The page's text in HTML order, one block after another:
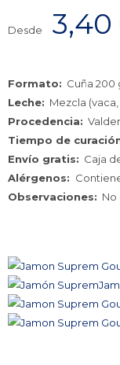
Desde 3,40
Formato: Cuña 200
Leche: Mezcla
Procedencia:
Tiempo de
Envío gratis: Caja
Alérgenos:
Observaciones: No